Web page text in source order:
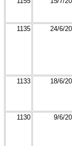
1135 24/6/
1133 18/6/
1130 9/6/